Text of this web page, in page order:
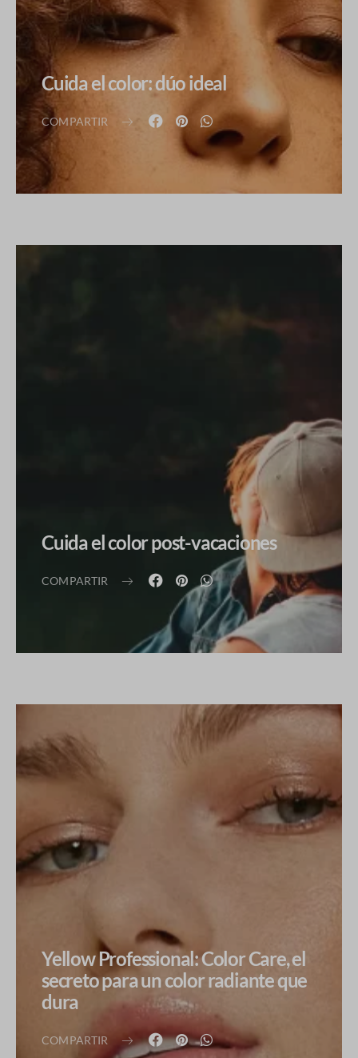
Cuida el color: dúo ideal
COMPARTIR
Cuida el color post-vacaciones
COMPARTIR
Yellow Professional: Color Care, el
secreto para un color radiante que
dura
COMPARTIR